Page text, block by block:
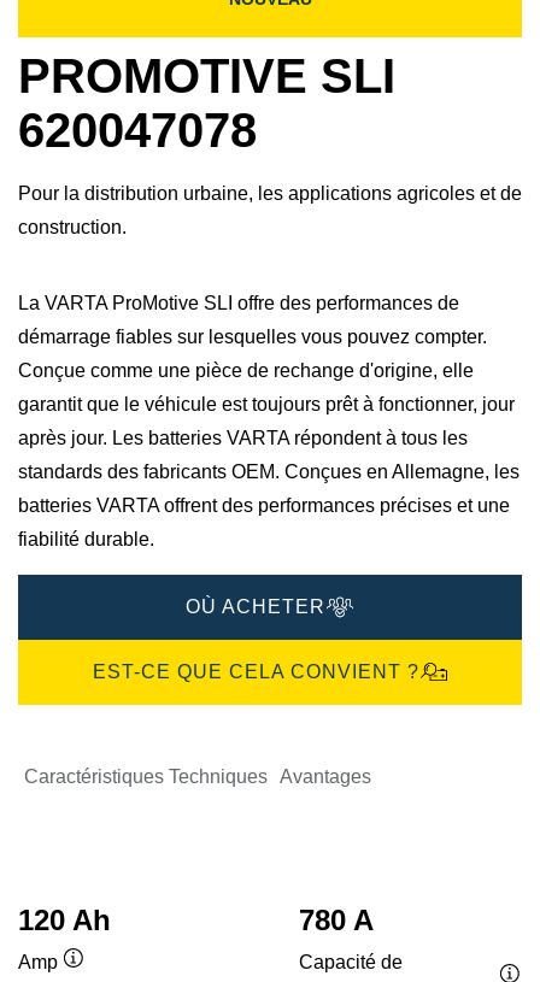
PROMOTIVE SLI
620047078
Pour la distribution urbaine, les applications agricoles et de
construction.
La VARTA ProMotive SLI offre des performances de
démarrage fiables sur lesquelles vous pouvez compter.
Conçue comme une pièce de rechange d'origine, elle
garantit que le véhicule est toujours prêt à fonctionner, jour
après jour. Les batteries VARTA répondent à tous les
standards des fabricants OEM. Conçues en Allemagne, les
batteries VARTA offrent des performances précises et une
fiabilité durable.
OÙ ACHETER
EST-CE QUE CELA CONVIENT ?
Caractéristiques Techniques Avantages
120 Ah
Amp
780 A
Capacité de